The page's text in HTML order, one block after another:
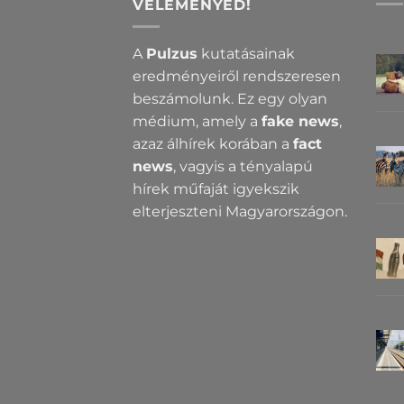
VÉLEMÉNYED!
A Pulzus kutatásainak
eredményeiről rendszeresen
beszámolunk. Ez egy olyan
médium, amely a fake news,
azaz álhírek korában a fact
news, vagyis a tényalapú
hírek műfaját igyekszik
elterjeszteni Magyarországon.